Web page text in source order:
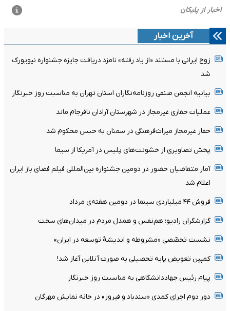
آخرین اخبار
زوج ایرانی با مستند «از یاد رفته» نامزد دریافت جایزه جشنواره نیویورک
شد
بیانیه انجمن صنفی روزنامه‌نگاران استان تهران به مناسبت روز خبرنگار
عملیات حفاری غیرمجاز در شهرستان آرادان نافرجام ماند
حفار غیرمجاز میراث‌فرهنگی در سمنان به حبس محکوم شد
پخش تصاویری از خشونت‌های پلیس در آمریکا از سیما
آمار متقاضیان حضور در دومین جشنواره بین‌المللی فیلم فضای باز ایران
اعلام شد
فروش ۴۴ میلیاردی سینما در دومین هفته‌ی مرداد
گزارشگران رادیو؛ هم‌نفس و همدل مردم در میدان‌های سخت
نشست تخصّصی «مشروطه و اندیشۀ توسعه در ایران»
کمپین تعویض پایه تحصیلی به صورت آنلاین آغاز شد!
پیام رئیس جهاددانشگاهی به مناسبت روز خبرنگار
دور دوم اجرای کمدی «سندباد و فیروز» در خانه نمایش مهرگان